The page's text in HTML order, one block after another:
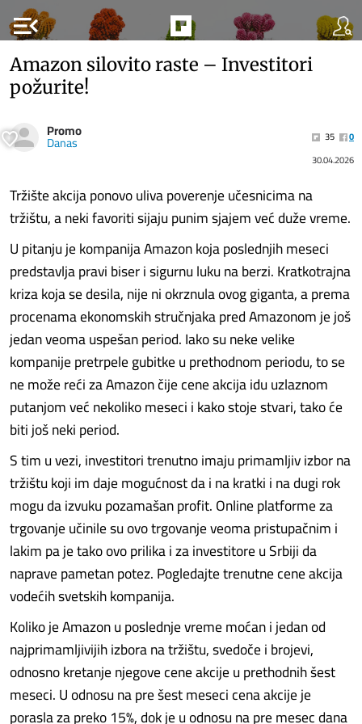
menu_open
Amazon silovito raste – Investitori
požurite!
Promo
Danas 35
0
30.04.2026
Tržište akcija ponovo uliva poverenje učesnicima na
tržištu, a neki favoriti sijaju punim sjajem već duže vreme.
U pitanju je kompanija Amazon koja poslednjih meseci
predstavlja pravi biser i sigurnu luku na berzi. Kratkotrajna
kriza koja se desila, nije ni okrznula ovog giganta, a prema
procenama ekonomskih stručnjaka pred Amazonom je još
jedan veoma uspešan period. Iako su neke velike
kompanije pretrpele gubitke u prethodnom periodu, to se
ne može reći za Amazon čije cene akcija idu uzlaznom
putanjom već nekoliko meseci i kako stoje stvari, tako će
biti još neki period.
S tim u vezi, investitori trenutno imaju primamljiv izbor na
tržištu koji im daje mogućnost da i na kratki i na dugi rok
mogu da izvuku pozamašan profit. Online platforme za
trgovanje učinile su ovo trgovanje veoma pristupačnim i
lakim pa je tako ovo prilika i za investitore u Srbiji da
naprave pametan potez. Pogledajte trenutne cene akcija
vodećih svetskih kompanija.
Koliko je Amazon u poslednje vreme moćan i jedan od
najprimamljivijih izbora na tržištu, svedoče i brojevi,
odnosno kretanje njegove cene akcije u prethodnih šest
meseci. U odnosu na pre šest meseci cena akcije je
porasla za preko 15%, dok je u odnosu na pre mesec dana